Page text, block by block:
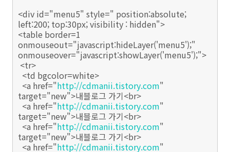
<div id="menu5" style=" position:absolute;
left:200; top:30px; visibility : hidden">
<table border=1
onmouseout="javascript:hideLayer('menu5');"
onmouseover="javascript:showLayer('menu5');">
<tr>
<td bgcolor=white>
<a href="http://cdmanii.tistory.com"
target="new">내블로그 가기<br>
<a href="http://cdmanii.tistory.com"
target="new">내블로그 가기<br>
<a href="http://cdmanii.tistory.com"
target="new">내블로그 가기<br>
<a href="http://cdmanii.tistory.com"